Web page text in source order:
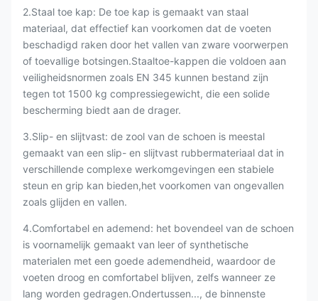
2.Staal toe kap: De toe kap is gemaakt van staal
materiaal, dat effectief kan voorkomen dat de voeten
beschadigd raken door het vallen van zware voorwerpen
of toevallige botsingen.Staaltoe-kappen die voldoen aan
veiligheidsnormen zoals EN 345 kunnen bestand zijn
tegen tot 1500 kg compressiegewicht, die een solide
bescherming biedt aan de drager.
3.Slip- en slijtvast: de zool van de schoen is meestal
gemaakt van een slip- en slijtvast rubbermateriaal dat in
verschillende complexe werkomgevingen een stabiele
steun en grip kan bieden,het voorkomen van ongevallen
zoals glijden en vallen.
4.Comfortabel en ademend: het bovendeel van de schoen
is voornamelijk gemaakt van leer of synthetische
materialen met een goede ademendheid, waardoor de
voeten droog en comfortabel blijven, zelfs wanneer ze
lang worden gedragen.Ondertussen..., de binnenste